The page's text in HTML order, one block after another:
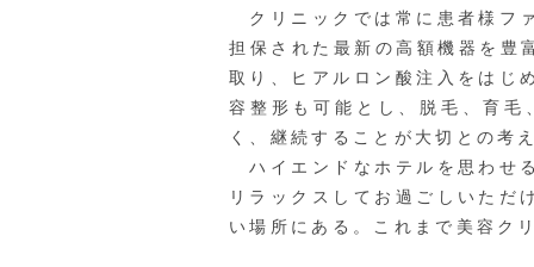
クリニックでは常に患者様フ
担保された最新の高額機器を豊
取り、ヒアルロン酸注入をはじ
容整形も可能とし、脱毛、育
く、継続することが大切との考
ハイエンドなホテルを思わせ
リラックスしてお過ごしいただ
い場所にある。これまで美容ク